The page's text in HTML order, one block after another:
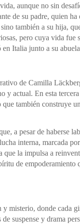
aunque no sin
de su padre, quien
también a su hija,
pero cuya vida fue
en Italia junto a su
de Camilla
actual. En esta
también construye
a pesar de haberse
interna, marcada
que la impulsa a
de empoderamiento
y misterio, donde cada
suspense y drama